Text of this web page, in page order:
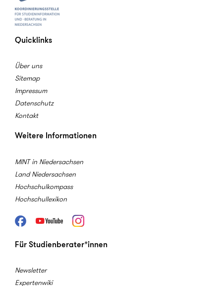
Quicklinks
Über uns
Sitemap
Impressum
Datenschutz
Kontakt
Weitere Informationen
MINT in Niedersachsen
Land Niedersachsen
Hochschulkompass
Hochschullexikon
FacebookYoutube Instagram
Für Studienberater*innen
Newsletter
Expertenwiki